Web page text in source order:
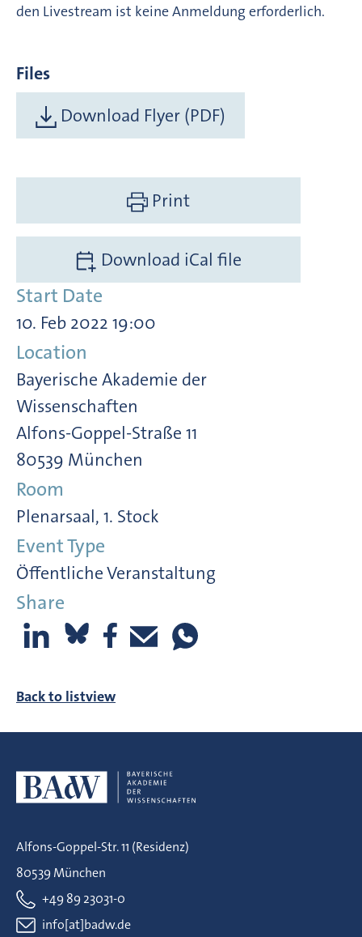
den Livestream ist keine Anmeldung erforderlich.
Files
Download Flyer (PDF)
Print
Download iCal file
Start Date
10. Feb 2022 19:00
Location
Bayerische Akademie der
Wissenschaften
Alfons-Goppel-Straße 11
80539 München
Room
Plenarsaal, 1. Stock
Event Type
Öffentliche Veranstaltung
Share
Back to listview
Alfons-Goppel-Str. 11 (Residenz)
80539 München
+49 89 23031-0
info[at]badw.de